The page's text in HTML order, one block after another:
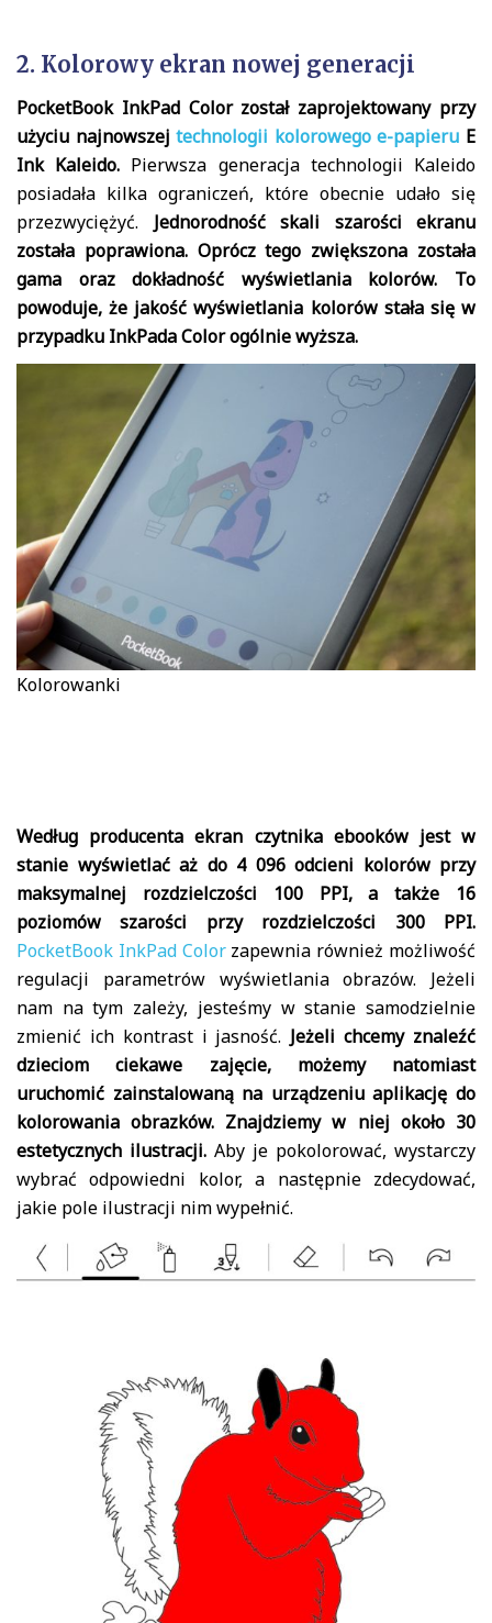
2. Kolorowy ekran nowej generacji
PocketBook InkPad Color został zaprojektowany przy
użyciu najnowszejtechnologii kolorowego e-papieru E
Ink Kaleido. Pierwsza generacja technologii Kaleido
posiadała kilka ograniczeń, które obecnie udało się
przezwyciężyć. Jednorodność skali szarości ekranu
została poprawiona. Oprócz tego zwiększona została
gama oraz dokładność wyświetlania kolorów. To
powoduje, że jakość wyświetlania kolorów stała się w
przypadku InkPada Color ogólnie wyższa.
Kolorowanki
Według producenta ekran czytnika ebooków jest w
stanie wyświetlać aż do 4 096 odcieni kolorów przy
maksymalnej rozdzielczości 100 PPI, a także 16
poziomów szarości przy rozdzielczości 300 PPI.
PocketBook InkPad Colorzapewnia również możliwość
regulacji parametrów wyświetlania obrazów. Jeżeli
nam na tym zależy, jesteśmy w stanie samodzielnie
zmienić ich kontrast i jasność. Jeżeli chcemy znaleźć
dzieciom ciekawe zajęcie, możemy natomiast
uruchomić zainstalowaną na urządzeniu aplikację do
kolorowania obrazków. Znajdziemy w niej około 30
estetycznych ilustracji. Aby je pokolorować, wystarczy
wybrać odpowiedni kolor, a następnie zdecydować,
jakie pole ilustracji nim wypełnić.